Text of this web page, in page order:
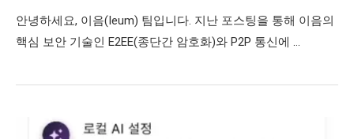
안녕하세요, 이음(Ieum) 팀입니다. 지난 포스팅을 통해 이음의
핵심 보안 기술인 E2EE(종단간 암호화)와 P2P 통신에 …